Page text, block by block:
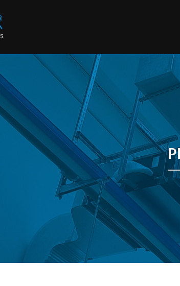
AZIENDA